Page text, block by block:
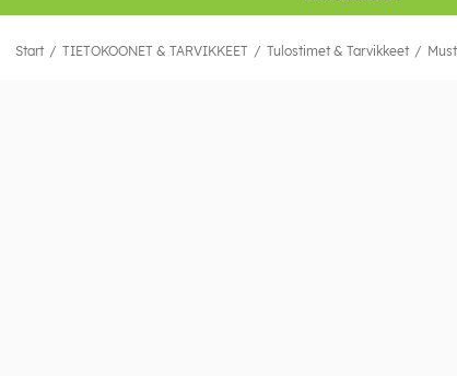
Start TIETOKOONET & TARVIKKEET Tulostimet & Tarvikkeet